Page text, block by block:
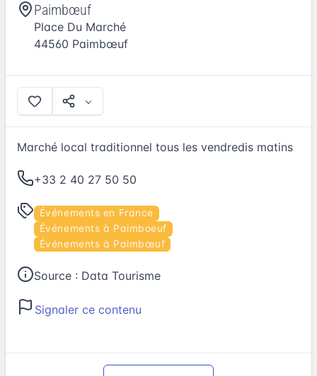
Paimbœuf
Place Du Marché
44560 Paimbœuf
Marché local traditionnel tous les vendredis matins
+33 2 40 27 50 50
Événements en France
Événements à Paimboeuf
Événements à Paimbœuf
Source : Data Tourisme
Signaler ce contenu